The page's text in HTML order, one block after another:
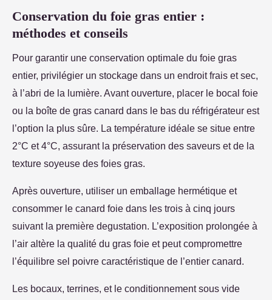
Conservation du foie gras entier :
méthodes et conseils
Pour garantir une conservation optimale du foie gras
entier, privilégier un stockage dans un endroit frais et sec,
à l’abri de la lumière. Avant ouverture, placer le bocal foie
ou la boîte de gras canard dans le bas du réfrigérateur est
l’option la plus sûre. La température idéale se situe entre
2°C et 4°C, assurant la préservation des saveurs et de la
texture soyeuse des foies gras.
Après ouverture, utiliser un emballage hermétique et
consommer le canard foie dans les trois à cinq jours
suivant la première degustation. L’exposition prolongée à
l’air altère la qualité du gras foie et peut compromettre
l’équilibre sel poivre caractéristique de l’entier canard.
Les bocaux, terrines, et le conditionnement sous vide